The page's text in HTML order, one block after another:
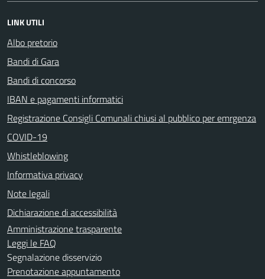
LINK UTILI
Albo pretorio
Bandi di Gara
Bandi di concorso
IBAN e pagamenti informatici
Registrazione Consigli Comunali chiusi al pubblico per emrgenza
COVID-19
Whistleblowing
Informativa privacy
Note legali
Dichiarazione di accessibilità
Amministrazione trasparente
Leggi le FAQ
Segnalazione disservizio
Prenotazione appuntamento